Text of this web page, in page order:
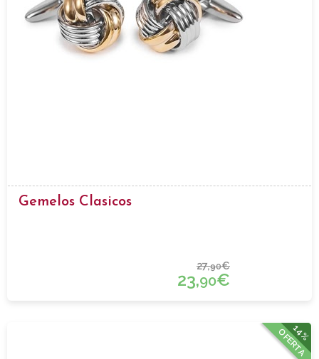
Gemelos Clasicos
27,90€
23,90€
14%
OFERTA